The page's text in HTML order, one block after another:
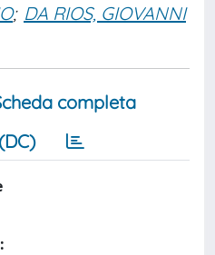
; DA RIOS, GIOVANNI
completa